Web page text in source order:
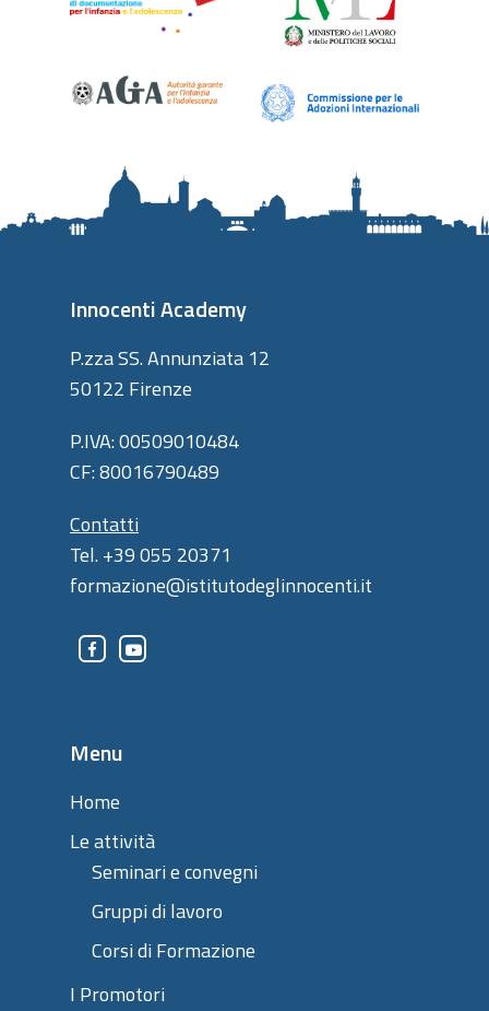
Innocenti Academy
P.zza SS. Annunziata 12
50122 Firenze
P.IVA: 00509010484
CF: 80016790489
Contatti
Tel. +39 055 20371
formazione@istitutodeglinnocenti.it
Menu
Home
Le attività
Seminari e convegni
Gruppi di lavoro
Corsi di Formazione
I Promotori